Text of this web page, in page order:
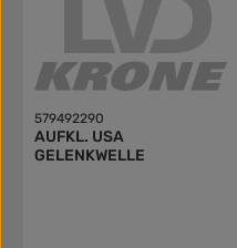
579492290
AUFKL. USA
GELENKWELLE